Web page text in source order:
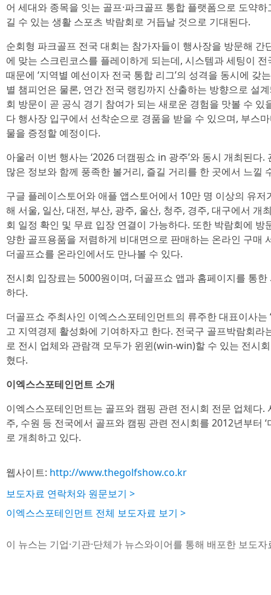
어 세대와 종목을 잇는 골프·파크골프 통합 플랫폼으로 도약
길 수 있는 생활 스포츠 박람회로 거듭날 것으로 기대된다.
순회형 파크골프 전국 대회는 참가자들이 행사장을 방문해
에 맞는 스크린코스를 플레이하게 되는데, 시스템과 세팅이
때문에 ‘지역별 예선이자 전국 통합 리그’의 성격을 동시에 갖
별 챔피언은 물론, 연간 전국 랭킹까지 산출하는 방향으로 설
회 방문이 곧 공식 경기 참여가 되는 새로운 경험을 맛볼 수
다 행사장 입구에서 선착순으로 경품을 받을 수 있으며, 부스
물을 증정할 예정이다.
아울러 이번 행사는 ‘2026 더캠핑쇼 in 광주’와 동시 개최된다
많은 정보와 함께 풍족한 볼거리, 즐길 거리를 한 곳에서 느낄
구글 플레이스토어와 애플 앱스토어에서 10만 명 이상의 유저
해 서울, 일산, 대전, 부산, 광주, 울산, 청주, 경주, 대구에서 개
회 일정 확인 및 무료 입장 연결이 가능하다. 또한 박람회에
양한 골프용품을 저렴하게 비대면으로 판매하는 온라인 구매
더골프쇼를 온라인에서도 만나볼 수 있다.
전시회 입장료는 5000원이며, 더골프쇼 앱과 홈페이지를 통
하다.
더골프쇼 주최사인 이엑스스포테인먼트의 류주한 대표이사
고 지역경제 활성화에 기여하자고 한다. 전국구 골프박람회
로 전시 업체와 관람객 모두가 윈윈(win-win)할 수 있는 전시
혔다.
이엑스스포테인먼트 소개
이엑스스포테인먼트는 골프와 캠핑 관련 전시회 전문 업체다.
주, 수원 등 전국에서 골프와 캠핑 관련 전시회를 2012년부터 ‘
로 개최하고 있다.
웹사이트: http://www.thegolfshow.co.kr
보도자료 연락처와 원문보기 >
이엑스스포테인먼트 전체 보도자료 보기 >
이 뉴스는 기업·기관·단체가 뉴스와이어를 통해 배포한 보도